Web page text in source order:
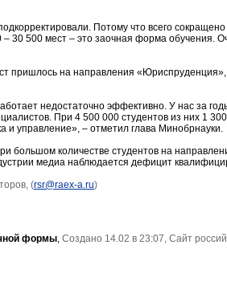
Потому что всего
30 500 мест – это заочная форма обучения.
пришлось на направления
недостаточно эффективно. У нас за
При 4 500 000 студентов из них 1
и управление», – отметил глава Минобрнауки.
большом количестве студентов на
медиа наблюдается дефицит
(rsr@raex-a.ru)
формы, Создано 14.02 в 23:07, Сайт